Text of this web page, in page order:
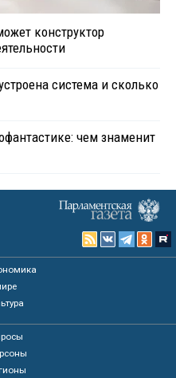
конструктор
система и сколько
чем знаменит